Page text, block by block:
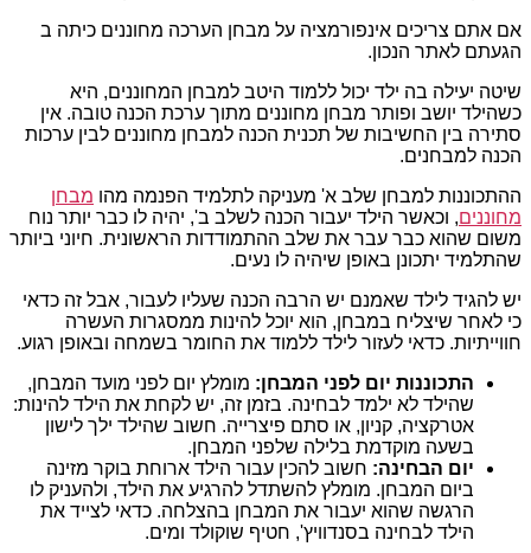
אם אתם צריכים אינפורמציה על מבחן הערכה מחוננים כיתה ב
הגעתם לאתר הנכון.
שיטה יעילה בה ילד יכול ללמוד היטב למבחן המחוננים, היא
כשהילד יושב ופותר מבחן מחוננים מתוך ערכת הכנה טובה. אין
סתירה בין החשיבות של תכנית הכנה למבחן מחוננים לבין ערכות
הכנה למבחנים.
ההתכוננות למבחן שלב א' מעניקה לתלמיד הפנמה מהו מבחן
מחוננים, וכאשר הילד יעבור הכנה לשלב ב', יהיה לו כבר יותר נוח
משום שהוא כבר עבר את שלב ההתמודדות הראשונית. חיוני ביותר
שהתלמיד יתכונן באופן שיהיה לו נעים.
יש להגיד לילד שאמנם יש הרבה הכנה שעליו לעבור, אבל זה כדאי
כי לאחר שיצליח במבחן, הוא יוכל להינות ממסגרות העשרה
חווייתיות. כדאי לעזור לילד ללמוד את החומר בשמחה ובאופן רגוע.
התכוננות יום לפני המבחן: מומלץ יום לפני מועד המבחן,
שהילד לא ילמד לבחינה. בזמן זה, יש לקחת את הילד להינות:
אטרקציה, קניון, או סתם פיצרייה. חשוב שהילד ילך לישון
בשעה מוקדמת בלילה שלפני המבחן.
יום הבחינה: חשוב להכין עבור הילד ארוחת בוקר מזינה
ביום המבחן. מומלץ להשתדל להרגיע את הילד, ולהעניק לו
הרגשה שהוא יעבור את המבחן בהצלחה. כדאי לצייד את
הילד לבחינה בסנדוויץ', חטיף שוקולד ומים.